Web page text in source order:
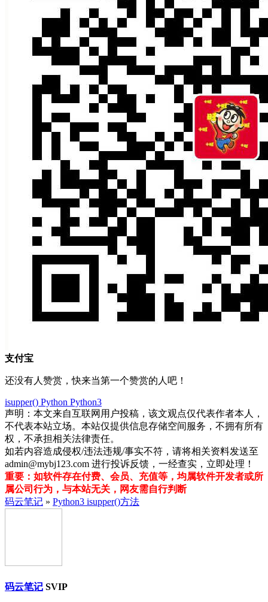
支付宝
还没有人赞赏，快来当第一个赞赏的人吧！
isupper() Python Python3
声明：本文来自互联网用户投稿，该文观点仅代表作者本人，
不代表本站立场。本站仅提供信息存储空间服务，不拥有所有
权，不承担相关法律责任。
如若内容造成侵权/违法违规/事实不符，请将相关资料发送至
admin@mybj123.com 进行投诉反馈，一经查实，立即处理！
重要：如软件存在付费、会员、充值等，均属软件开发者或所
属公司行为，与本站无关，网友需自行判断
码云笔记 » Python3 isupper()方法
码云笔记 SVIP